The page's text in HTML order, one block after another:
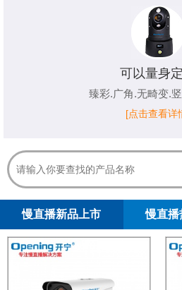
可以量身
臻彩.广角.无畸变.
[点击查看详
慢直播新品上市 慢直播